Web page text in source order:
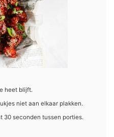
heet blijft.
niet aan elkaar plakken.
30 seconden tussen porties.